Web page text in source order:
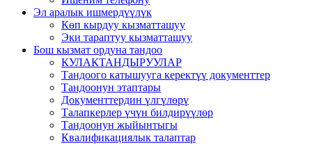
Эл аралык ишмердүүлүк
Көп кырдуу кызматташуу
Эки тараптуу кызматташуу
Бош кызмат ордуна тандоо
КУЛАКТАНДЫРУУЛАР
Тандоого катышууга керектүү документтер
Тандоонун этаптары
Документтердин үлгүлөрү
Талапкерлер үчүн билдирүүлөр
Тандоонун жыйынтыгы
Квалификациялык талаптар